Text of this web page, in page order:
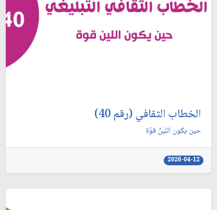
الخطاب الثقافي (رقم 40)
حين يكون اللينُ قوّة
2026-04-12